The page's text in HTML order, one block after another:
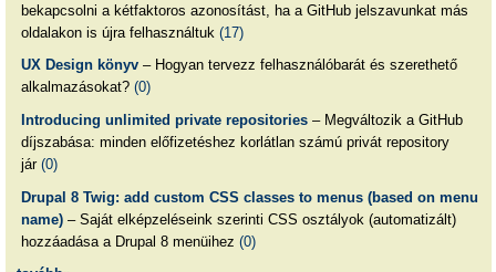
bekapcsolni a kétfaktoros azonosítást, ha a GitHub jelszavunkat más
oldalakon is újra felhasználtuk (17)
UX Design könyv– Hogyan tervezz felhasználóbarát és szerethető
alkalmazásokat? (0)
Introducing unlimited private repositories– Megváltozik a GitHub
díjszabása: minden előfizetéshez korlátlan számú privát repository
jár (0)
Drupal 8 Twig: add custom CSS classes to menus (based on menu
name)– Saját elképzeléseink szerinti CSS osztályok (automatizált)
hozzáadása a Drupal 8 menüihez (0)